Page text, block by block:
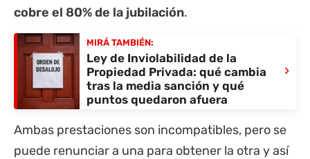
cobre el 80% de la jubilación.
MIRÁ TAMBIÉN:
Ley de Inviolabilidad de la
Propiedad Privada: qué cambia
tras la media sanción y qué
puntos quedaron afuera
›
Ambas prestaciones son incompatibles, pero se
puede renunciar a una para obtener la otra y así